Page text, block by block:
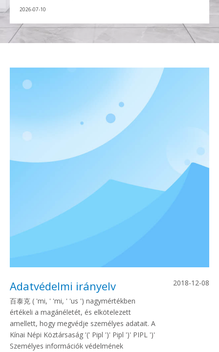
Adatvédelmi irányelv
百泰克 ( 'mi, ' 'mi, ' 'us ') nagymértékben
értékeli a magánéletét, és elkötelezett
amellett, hogy megvédje személyes adatait. A
Kínai Népi Köztársaság '(' Pipl ')' Pipl ')' PIPL ')'
Személyes információk védelmének
2018-12-08